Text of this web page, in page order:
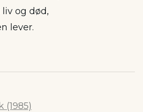
og død,
lever.
(1985)